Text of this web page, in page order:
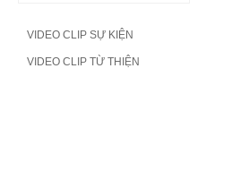
VIDEO CLIP SỰ KIỆN
VIDEO CLIP TỪ THIỆN